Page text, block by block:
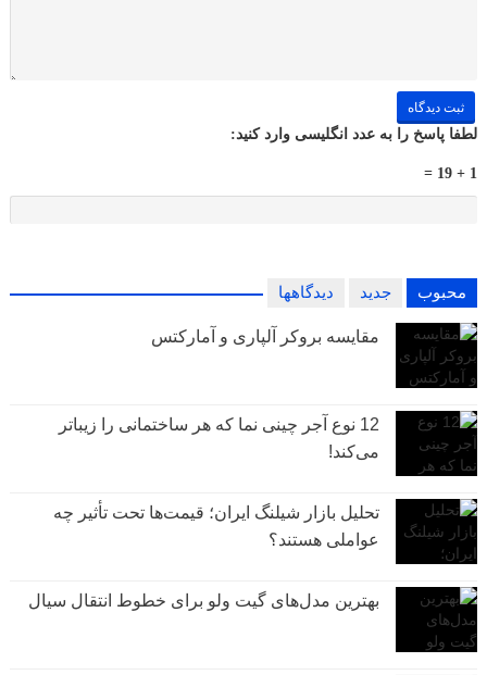
لطفا پاسخ را به عدد انگلیسی وارد کنید:
1 + 19 =
محبوب جدید دیدگاهها
مقایسه بروکر آلپاری و آمارکتس
12 نوع آجر چینی نما که هر ساختمانی را زیباتر
می‌کند!
تحلیل بازار شیلنگ ایران؛ قیمت‌ها تحت تأثیر چه
عواملی هستند؟
بهترین مدل‌های گیت ولو برای خطوط انتقال سیال